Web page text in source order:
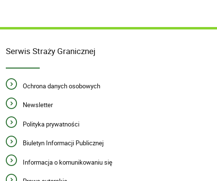
Serwis Straży Granicznej
Ochrona danych osobowych
Newsletter
Polityka prywatności
Biuletyn Informacji Publicznej
Informacja o komunikowaniu się